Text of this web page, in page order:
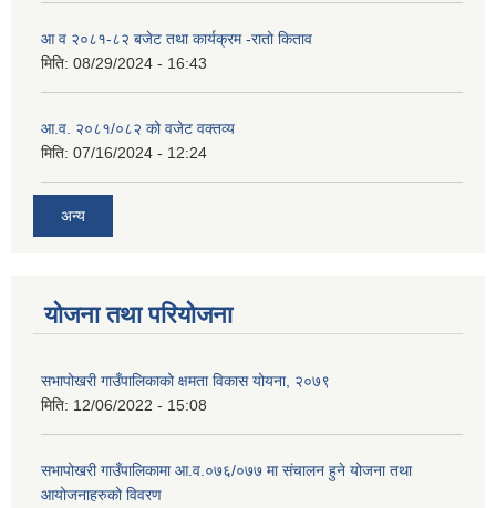
आ व २०८१-८२ बजेट तथा कार्यक्रम -रातो किताव
मिति: 08/29/2024 - 16:43
आ.व. २०८१/०८२ को वजेट वक्तव्य
मिति: 07/16/2024 - 12:24
अन्य
योजना तथा परियोजना
सभापोखरी गाउँपालिकाको क्षमता विकास योयना, २०७९
मिति: 12/06/2022 - 15:08
सभापोखरी गाउँपालिकामा आ.व.०७६/०७७ मा संचालन हुने योजना तथा
आयोजनाहरुको विवरण